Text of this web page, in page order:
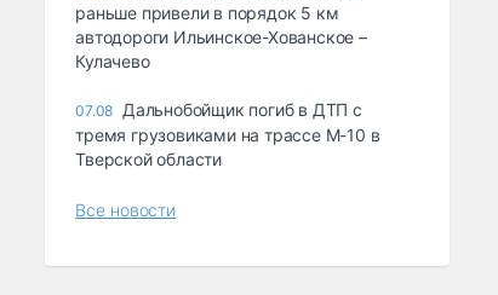
раньше привели в порядок 5 км
автодороги Ильинское-Хованское –
Кулачево
07.08 Дальнобойщик погиб в ДТП с
тремя грузовиками на трассе М-10 в
Тверской области
Все новости